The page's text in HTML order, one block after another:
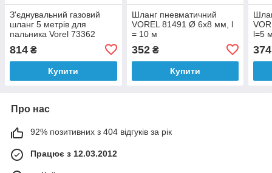
З'єднувальний газовий
шланг 5 метрів для
пальника Vorel 73362
814 ₴
Купити
Шланг пневматичний
VOREL 81491 Ø 6х8 мм, l
= 10 м
352₴
Купити
l=5
374
Про нас
92% позитивних з 404 відгуків за рік
Працює з 12.03.2012